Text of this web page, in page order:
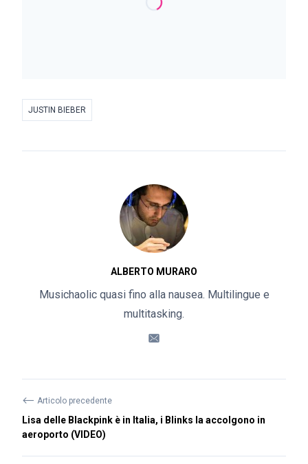
JUSTIN BIEBER
ALBERTO MURARO
Musichaolic quasi fino alla nausea. Multilingue e
multitasking.
⟵ Articolo precedente
Lisa delle Blackpink è in Italia, i Blinks la accolgono in
aeroporto (VIDEO)